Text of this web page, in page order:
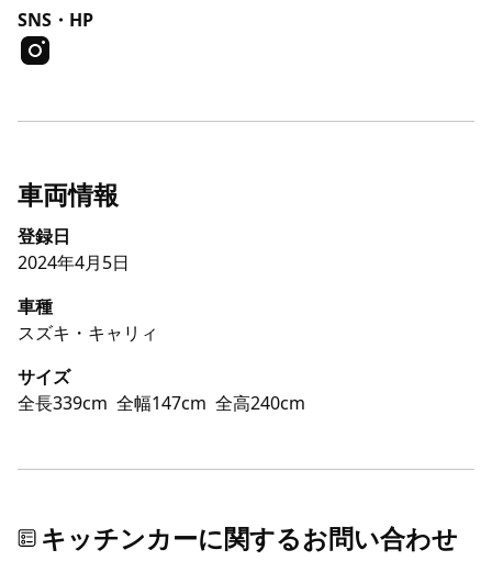
SNS・HP
車両情報
登録日
2024年4月5日
車種
スズキ・キャリィ
サイズ
全長339cm 全幅147cm 全高240cm
キッチンカーに関するお問い合わせ